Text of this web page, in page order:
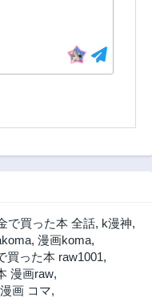
話
話
で買った本 全話, k漫神,
, 漫画koma,
買った本 raw1001,
漫画raw,
漫画 コマ,